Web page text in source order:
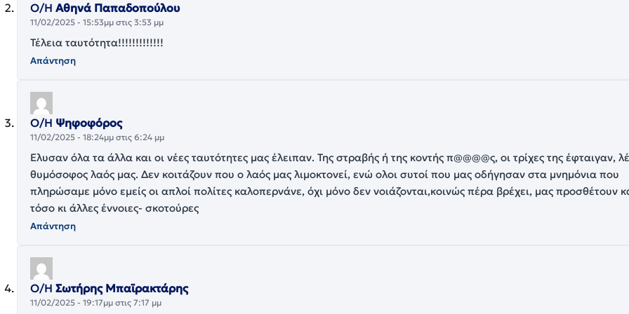
Ο/Η Αθηνά Παπαδοπούλου
11/02/2025 - 15:53μμ στις 3:53 μμ
Τέλεια ταυτότητα!!!!!!!!!!!!!
Απάντηση
Ο/Η Ψηφοφόρος
11/02/2025 - 18:24μμ στις 6:24 μμ
Ελυσαν όλα τα άλλα και οι νέες ταυτότητες μας έλειπαν. Της στραβής ή της κοντής π@@@@ς, οι τρίχες της έφταιγαν,
θυμόσοφος λαός μας. Δεν κοιτάζουν που ο λαός μας λιμοκτονεί, ενώ ολοι συτοί που μας οδήγησαν στα μνημόνια που
πληρώσαμε μόνο εμείς οι απλοί πολίτες καλοπερνάνε, όχι μόνο δεν νοιάζονται,κοινώς πέρα βρέχει, μας προσθέτουν
τόσο κι άλλες έννοιες- σκοτούρες
Απάντηση
Ο/Η Σωτήρης Μπαϊρακτάρης
11/02/2025 - 19:17μμ στις 7:17 μμ